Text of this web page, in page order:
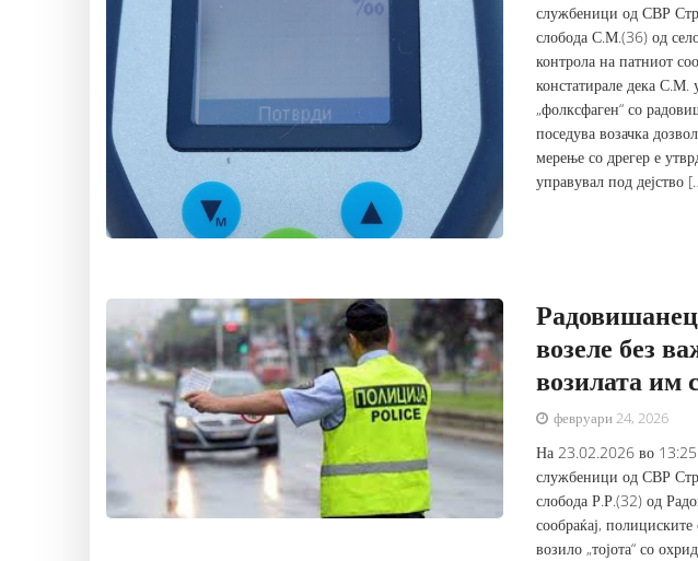
службеници од СВР
слобода С.М.(36) од
контрола на патниот
констатирале дека С.М.
„фолксфаген“ со
поседува возачка
мерење со дрегер е
управувал под дејство
возеле без
возилата им
февруари 24, 2026
На 23.02.2026 во
службеници од СВР
слобода Р.Р.(32) од
сообраќај,
возило „тојота“ со